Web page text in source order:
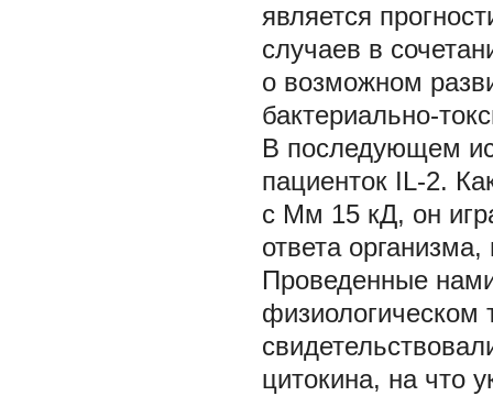
является
случаев в
о возможном
бактериально-
В последующем
пациенток IL-2.
с Мм 15 кД, он
ответа
Проведенные
физиологическом
цитокина, на что